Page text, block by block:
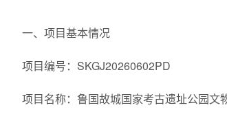
一、项目基本情况
项目编号：SKGJ20260602PD
项目名称：鲁国故城国家考古遗址公园